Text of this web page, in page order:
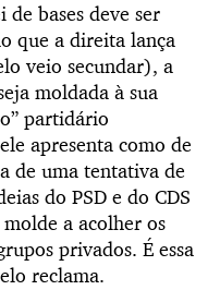
bases deve ser
que a direita lança
veio secundar), a
moldada à sua
partidário
apresenta como de
de uma tentativa de
do PSD e do CDS
a acolher os
privados. É essa
reclama.